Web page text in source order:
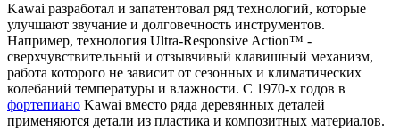
Kawai разработал и запатентовал ряд технологий, которые
улучшают звучание и долговечность инструментов.
Например, технология Ultra-Responsive Action™ -
сверхчувствительный и отзывчивый клавишный механизм,
работа которого не зависит от сезонных и климатических
колебаний температуры и влажности. С 1970-х годов в
фортепиано Kawai вместо ряда деревянных деталей
применяются детали из пластика и композитных материалов.